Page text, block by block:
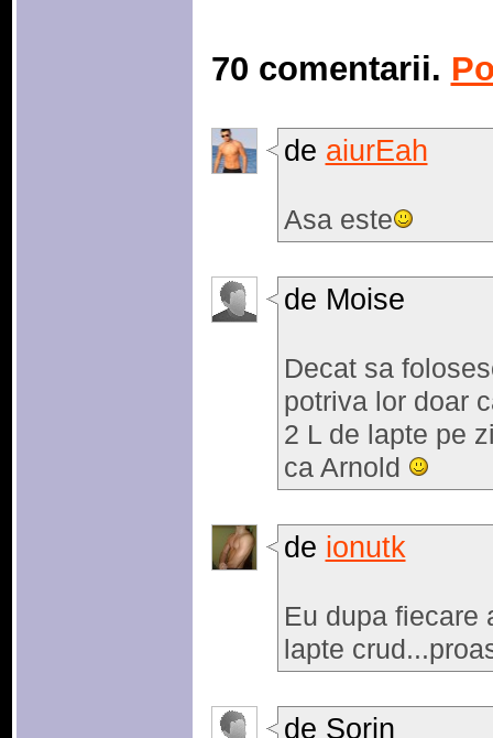
70 comentarii.
de aiurEah
Asa este
de Moise
Decat sa
potriva lor doar
2 L de lapte pe
ca Arnold
de ionutk
Eu dupa fiecare
lapte
de Sorin